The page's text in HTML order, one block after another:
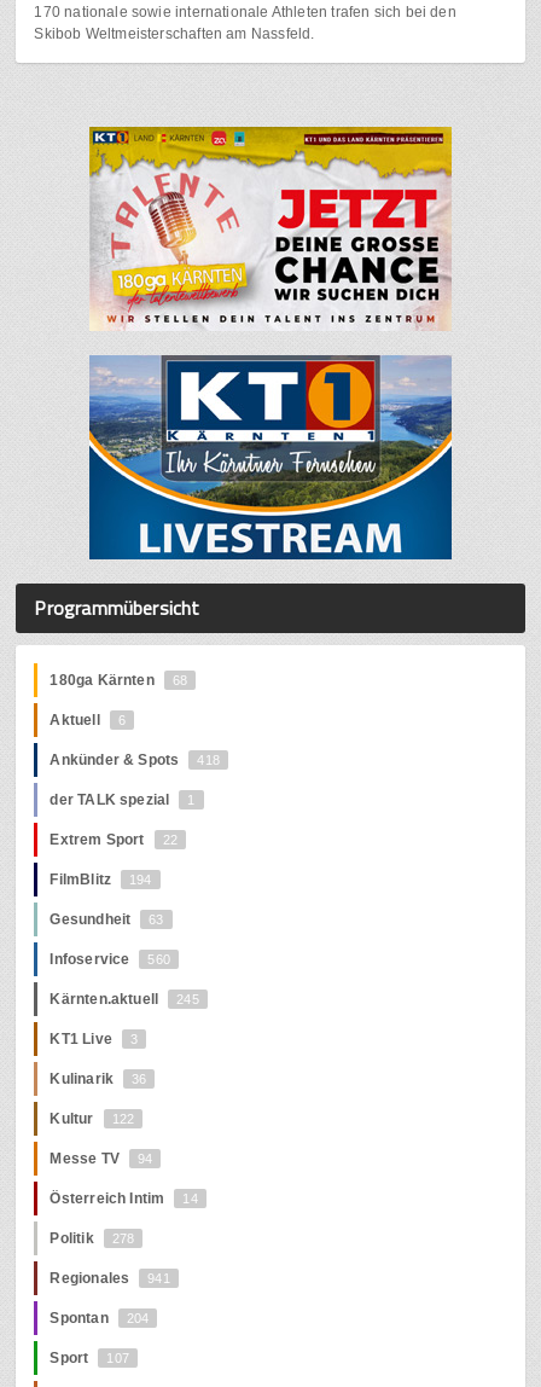
170 nationale sowie internationale Athleten trafen sich bei den
Skibob Weltmeisterschaften am Nassfeld.
Programmübersicht
180ga Kärnten 68
Aktuell 6
Ankünder & Spots 418
der TALK spezial 1
Extrem Sport 22
FilmBlitz 194
Gesundheit 63
Infoservice 560
Kärnten.aktuell 245
KT1 Live 3
Kulinarik 36
Kultur 122
Messe TV 94
Österreich Intim 14
Politik 278
Regionales 941
Spontan 204
Sport 107